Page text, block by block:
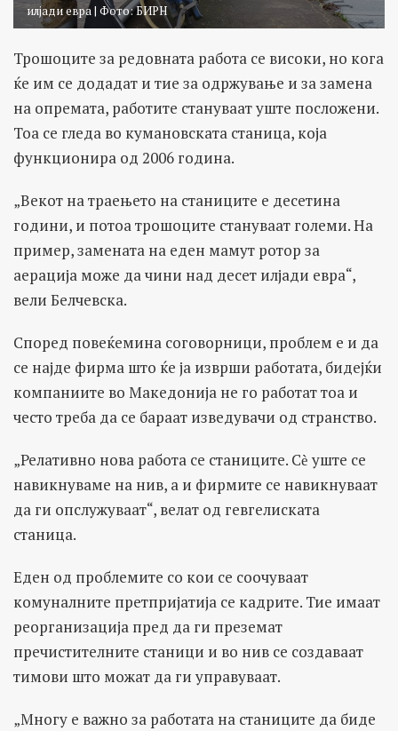
илјади евра | Фото: БИРН
Трошоците за редовната работа се високи, но кога
ќе им се додадат и тие за одржување и за замена
на опремата, работите стануваат уште посложени.
Тоа се гледа во кумановската станица, која
функционира од 2006 година.
„Векот на траењето на станиците е десетина
години, и потоа трошоците стануваат големи. На
пример, замената на еден мамут ротор за
аерација може да чини над десет илјади евра“,
вели Белчевска.
Според повеќемина соговорници, проблем е и да
се најде фирма што ќе ја изврши работата, бидејќи
компаниите во Македонија не го работат тоа и
често треба да се бараат изведувачи од странство.
„Релативно нова работа се станиците. Сѐ уште се
навикнуваме на нив, а и фирмите се навикнуваат
да ги опслужуваат“, велат од гевгелиската
станица.
Еден од проблемите со кои се соочуваат
комуналните претпријатија се кадрите. Тие имаат
реорганизација пред да ги преземат
пречистителните станици и во нив се создаваат
тимови што можат да ги управуваат.
„Многу е важно за работата на станиците да биде